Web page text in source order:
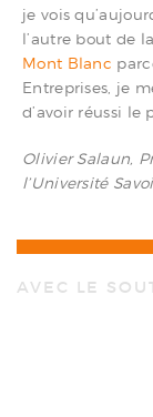
je vois
l’autre bout de
Mont Blanc
Entreprises, je
d’avoir réussi le
Olivier Salaun,
l’Université
AVEC LE